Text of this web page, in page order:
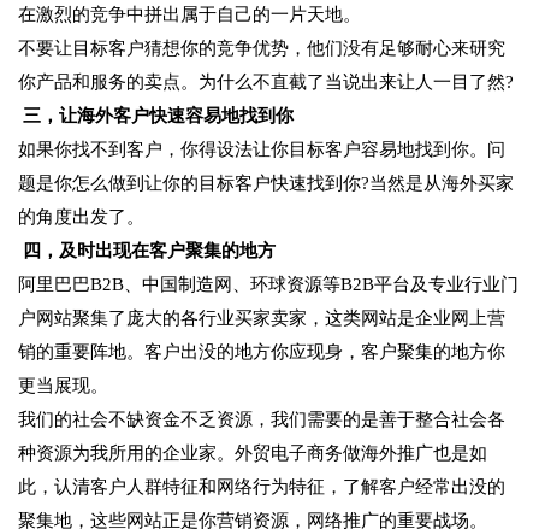
在激烈的竞争中拼出属于自己的一片天地。
不要让目标客户猜想你的竞争优势，他们没有足够耐心来研究
你产品和服务的卖点。为什么不直截了当说出来让人一目了然?
三，让海外客户快速容易地找到你
如果你找不到客户，你得设法让你目标客户容易地找到你。问
题是你怎么做到让你的目标客户快速找到你?当然是从海外买家
的角度出发了。
四，及时出现在客户聚集的地方
阿里巴巴B2B、中国制造网、环球资源等B2B平台及专业行业门
户网站聚集了庞大的各行业买家卖家，这类网站是企业网上营
销的重要阵地。客户出没的地方你应现身，客户聚集的地方你
更当展现。
我们的社会不缺资金不乏资源，我们需要的是善于整合社会各
种资源为我所用的企业家。外贸电子商务做海外推广也是如
此，认清客户人群特征和网络行为特征，了解客户经常出没的
聚集地，这些网站正是你营销资源，网络推广的重要战场。